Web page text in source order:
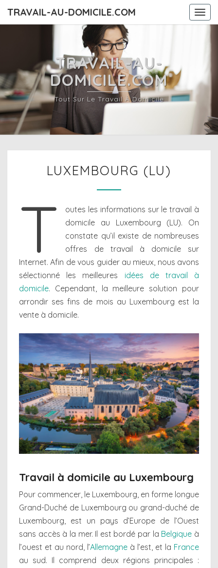
TRAVAIL-AU-DOMICILE.COM
TRAVAIL-AU-
DOMICILE.COM
Tout Sur Le Travail À Domicile
(LU)
LUXEMBOURG (LU)
T
outes les informations sur le travail à
domicile au Luxembourg (LU). On
constate qu’il existe de nombreuses
offres de travail à domicile sur
Internet. Afin de vous guider au mieux, nous avons
sélectionné les meilleures idées de travail à
domicile. Cependant, la meilleure solution pour
arrondir ses fins de mois au Luxembourg est la
vente à domicile.
Travail à domicile au Luxembourg
Pour commencer, le Luxembourg, en forme longue
Grand-Duché de Luxembourg ou grand-duché de
Luxembourg, est un pays d’Europe de l’Ouest
sans accès à la mer. Il est bordé par la Belgique à
l’ouest et au nord, l’Allemagne à l’est, et la France
au sud. Il comprend deux régions principales :